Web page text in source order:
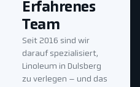
Erfahrenes
Team
Seit 2016 sind wir
darauf spezialisiert,
Linoleum in Dulsberg
zu verlegen – und das